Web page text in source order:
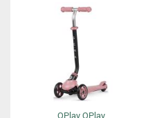
QPlay QPlay